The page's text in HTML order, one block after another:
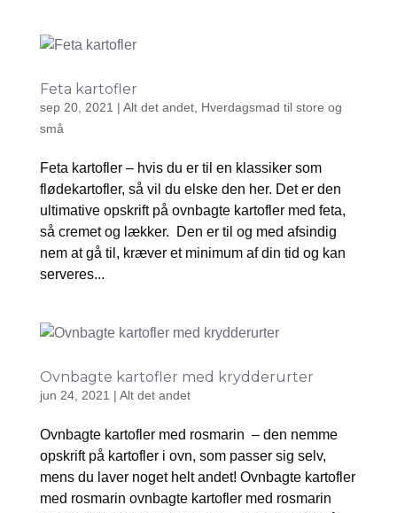
Feta kartofler
sep 20, 2021 | Alt det andet, Hverdagsmad til store og
små
Feta kartofler – hvis du er til en klassiker som
flødekartofler, så vil du elske den her. Det er den
ultimative opskrift på ovnbagte kartofler med feta,
så cremet og lækker. Den er til og med afsindig
nem at gå til, kræver et minimum af din tid og kan
serveres...
Ovnbagte kartofler med krydderurter
jun 24, 2021 | Alt det andet
Ovnbagte kartofler med rosmarin – den nemme
opskrift på kartofler i ovn, som passer sig selv,
mens du laver noget helt andet! Ovnbagte kartofler
med rosmarin ovnbagte kartofler med rosmarin